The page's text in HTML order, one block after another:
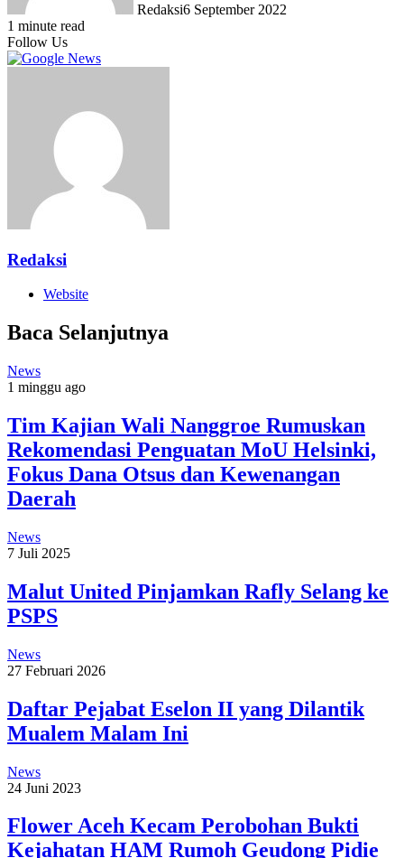
Redaksi6 September 2022
1 minute read
Follow Us
Redaksi
Website
Baca Selanjutnya
News
1 minggu ago
Tim Kajian Wali Nanggroe Rumuskan
Rekomendasi Penguatan MoU Helsinki,
Fokus Dana Otsus dan Kewenangan
Daerah
News
7 Juli 2025
Malut United Pinjamkan Rafly Selang ke
PSPS
News
27 Februari 2026
Daftar Pejabat Eselon II yang Dilantik
Mualem Malam Ini
News
24 Juni 2023
Flower Aceh Kecam Perobohan Bukti
Kejahatan HAM Rumoh Geudong Pidie